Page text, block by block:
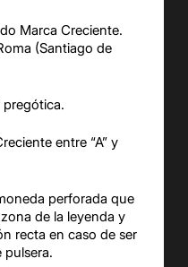
Marca Creciente.
(Santiago de
pregótica.
entre “A” y
perforada que
de la leyenda y
recta en caso de ser